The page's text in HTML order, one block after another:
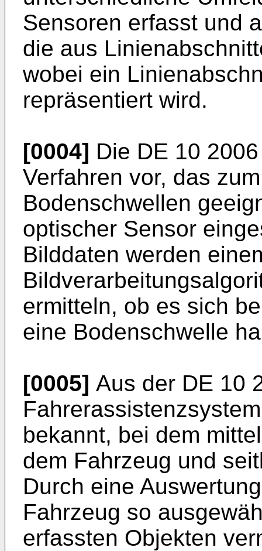
Sensoren erfasst und
die aus
wobei ein
repräsentiert wird.
[0004] Die DE 10
Verfahren vor, das
Bodenschwellen
optischer Sensor
Bilddaten werden
ermitteln, ob es sich
eine Bodenschwelle
[0005] Aus der DE 10
bekannt, bei dem
dem Fahrzeug und
Durch eine
Fahrzeug so
erfassten Objekten